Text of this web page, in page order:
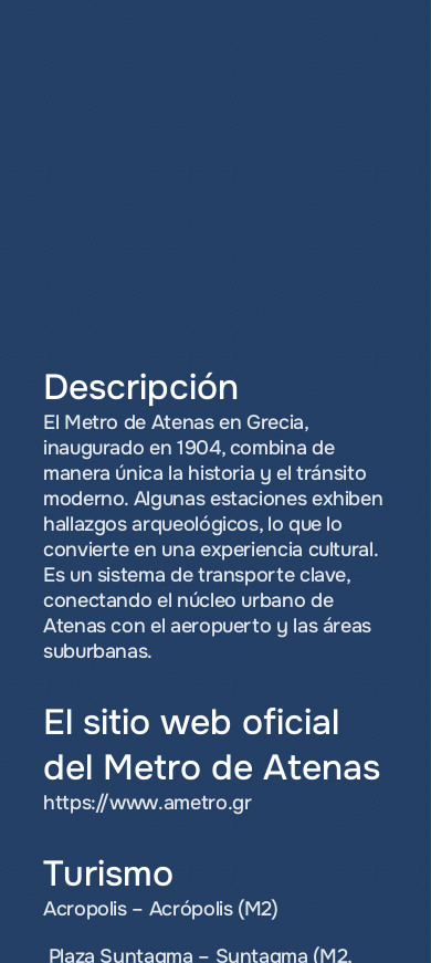
Descripción
El Metro de Atenas en Grecia,
inaugurado en 1904, combina de
manera única la historia y el tránsito
moderno. Algunas estaciones exhiben
hallazgos arqueológicos, lo que lo
convierte en una experiencia cultural.
Es un sistema de transporte clave,
conectando el núcleo urbano de
Atenas con el aeropuerto y las áreas
suburbanas.
El sitio web oficial
del Metro de Atenas
https://www.ametro.gr
Turismo
Acropolis – Acrópolis (M2)